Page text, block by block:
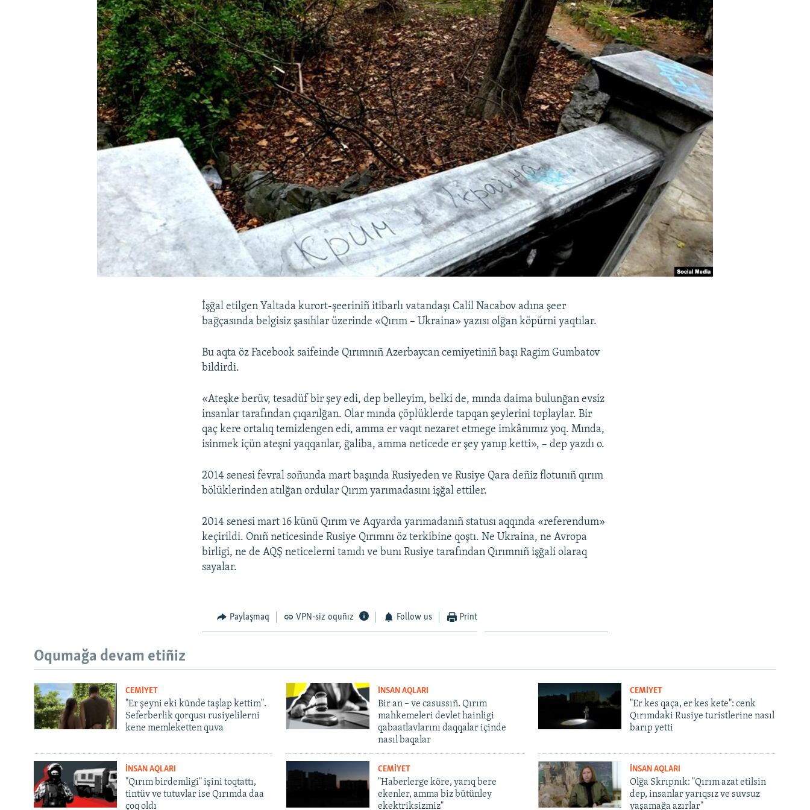
İşğal etilgen Yaltada kurort-şeeriniñ itibarlı vatandaşı Calil Nacabov adına şeer
bağçasında belgisiz şasıhlar üzerinde «Qırım – Ukraina» yazısı olğan köpürni yaqtılar.
Bu aqta öz Facebook saifeinde Qırımnıñ Azerbaycan cemiyetiniñ başı Ragim Gumbatov
bildirdi.
«Ateşke berüv, tesadüf bir şey edi, dep belleyim, belki de, mında daima bulunğan evsiz
insanlar tarafından çıqarılğan. Olar mında çöplüklerde tapqan şeylerini toplaylar. Bir
qaç kere ortalıq temizlengen edi, amma er vaqıt nezaret etmege imkânımız yoq. Mında,
isinmek içün ateşni yaqqanlar, ğaliba, amma neticede er şey yanıp ketti», – dep yazdı o.
2014 senesi fevral soñunda mart başında Rusiyeden ve Rusiye Qara deñiz flotunıñ qırım
bölüklerinden atılğan ordular Qırım yarımadasını işğal ettiler.
2014 senesi mart 16 künü Qırım ve Aqyarda yarımadanıñ statusı aqqında «referendum»
keçirildi. Onıñ neticesinde Rusiye Qırımnı öz terkibine qoştı. Ne Ukraina, ne Avropa
birligi, ne de AQŞ neticelerni tanıdı ve bunı Rusiye tarafından Qırımnıñ işğali olaraq
sayalar.
Paylaşmaq VPN-siz oquñız Follow us Print
Oqumağa devam etiñiz
CEMİYET
"Er şeyni eki künde taşlap kettim".
Seferberlik qorqusı rusiyelilerni
kene memleketten quva
İNSAN AQLARI
Bir an – ve casussıñ. Qırım
mahkemeleri devlet hainligi
qabaatlavlarını daqqalar içinde
nasıl baqalar
CEMİYET
"Er kes qaça, er kes kete": cenk
Qırımdaki Rusiye turistlerine nasıl
barıp yetti
İNSAN AQLARI
"Qırım birdemligi" işini toqtattı,
tintüv ve tutuvlar ise Qırımda daa
çoq oldı
CEMİYET
"Haberlerge köre, yarıq bere
ekenler, amma biz bütünley
ekektriksizmiz"
İNSAN AQLARI
Olğa Skrıpnık: "Qırım azat etilsin
dep, insanlar yarıqsız ve suvsuz
yaşamağa azırlar"